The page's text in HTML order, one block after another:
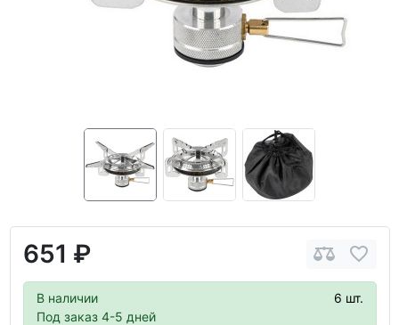
651 ₽
В наличии
6 шт.
Под заказ 4-5 дней